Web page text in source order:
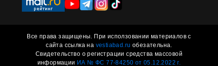
Все права защищены. При исползовании материалов с
сайта ссылка на vestiabad.ru обезательна.
Свидетельство о регистрации средства массовой
информации ИА № ФС 77-84250 от 05.12.2022 г.